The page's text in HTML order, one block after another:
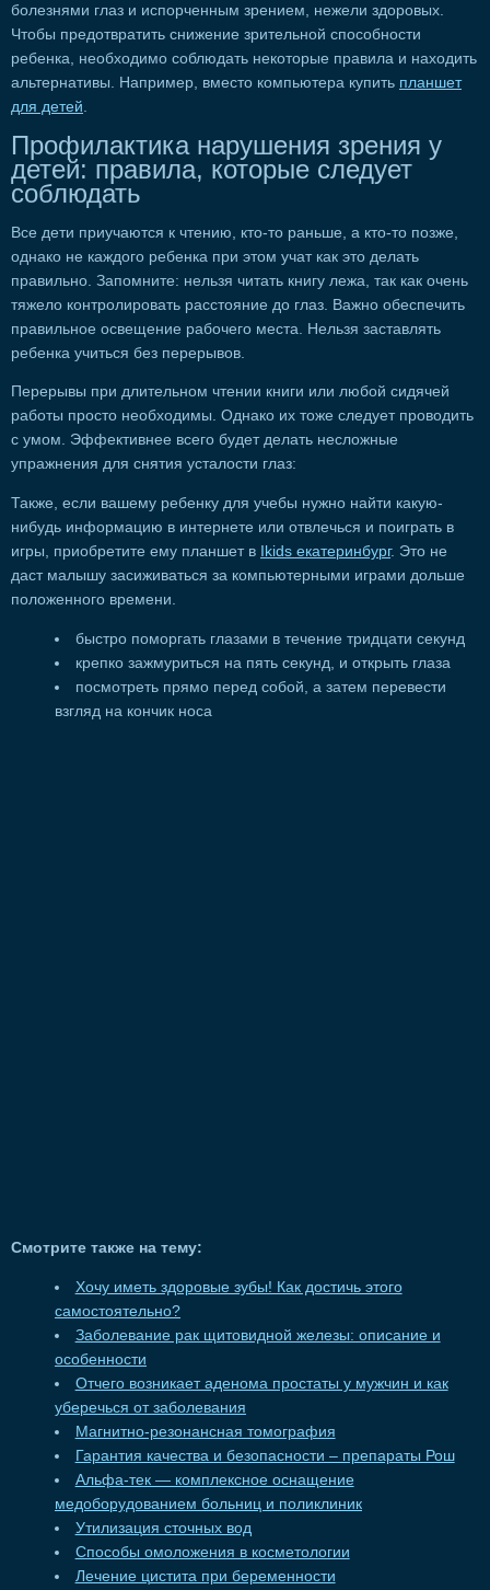
болезнями глаз и испорченным зрением, нежели здоровых.
Чтобы предотвратить снижение зрительной способности
ребенка, необходимо соблюдать некоторые правила и находить
альтернативы. Например, вместо компьютера купить планшет
для детей
Профилактика нарушения зрения у
детей: правила, которые следует
соблюдать
Все дети приучаются к чтению, кто-то раньше, а кто-то позже,
однако не каждого ребенка при этом учат как это делать
правильно. Запомните: нельзя читать книгу лежа, так как очень
тяжело контролировать расстояние до глаз. Важно обеспечить
правильное освещение рабочего места. Нельзя заставлять
ребенка учиться без перерывов.
Перерывы при длительном чтении книги или любой сидячей
работы просто необходимы. Однако их тоже следует проводить
с умом. Эффективнее всего будет делать несложные
упражнения для снятия усталости глаз:
Также, если вашему ребенку для учебы нужно найти какую-
нибудь информацию в интернете или отвлечься и поиграть в
игры, приобретите ему планшет в
Ikids екатеринбург. Это не
даст малышу засиживаться за компьютерными играми дольше
положенного времени.
быстро поморгать глазами в течение тридцати секунд
крепко зажмуриться на пять секунд, и открыть глаза
посмотреть прямо перед собой, а затем перевести
взгляд на кончик носа
Смотрите также на тему:
Хочу иметь здоровые зубы! Как достичь этого
самостоятельно?
Заболевание рак щитовидной железы: описание и
особенности
Отчего возникает аденома простаты у мужчин и как
уберечься от заболевания
Магнитно-резонансная томография
Гарантия качества и безопасности – препараты Рош
Альфа-тек — комплексное оснащение
медоборудованием больниц и поликлиник
Утилизация сточных вод
Способы омоложения в косметологии
Лечение цистита при беременности